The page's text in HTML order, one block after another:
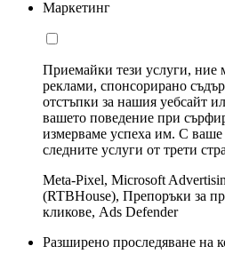
Маркетинг
Приемайки тези услуги, ние
реклами, спонсорирано
отстъпки за нашия уебсайт
вашето поведение при
измерваме успеха им. С ваше
следните услуги от трети
Meta-Pixel, Microsoft
(RTBHouse), Препоръки за
кликове, Ads Defender
Разширено проследяване на